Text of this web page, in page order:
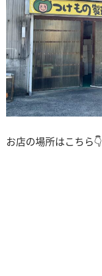
お店の場所はこちら👇